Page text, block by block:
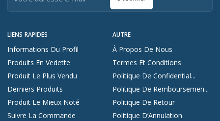
LIENS RAPIDES
Informations Du Profil
Produits En Vedette
Produit Le Plus Vendu
Derniers Produits
Produit Le Mieux Noté
Suivre La Commande
AUTRE
À Propos De Nous
Termes Et Conditions
Politique De Confidential...
Politique De Remboursemen...
Politique De Retour
Politique D’Annulation